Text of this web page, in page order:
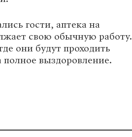
гости, аптека на
свою обычную работу.
они будут проходить
выздоровление.